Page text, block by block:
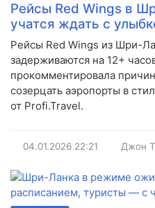
Рейсы Red Wings в
учатся ждать с
Рейсы Red Wings из Шри-
задерживаются на 12+
прокомментировала
созерцать аэропорты в
от Profi.Travel.
04.01.2026 22:21 Джон